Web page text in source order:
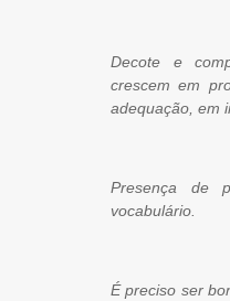
Decote e
crescem em
adequação, em
Presença de
vocabulário.
É preciso ser